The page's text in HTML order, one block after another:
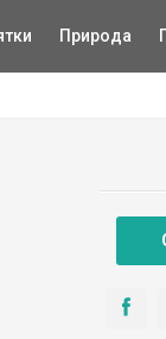
Природа